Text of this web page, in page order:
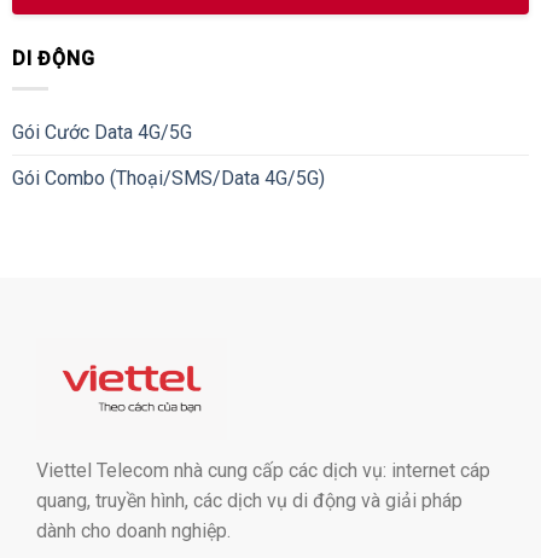
DI ĐỘNG
Gói Cước Data 4G/5G
Gói Combo (Thoại/SMS/Data 4G/5G)
Viettel Telecom nhà cung cấp các dịch vụ: internet cáp
quang, truyền hình, các dịch vụ di động và giải pháp
dành cho doanh nghiệp.